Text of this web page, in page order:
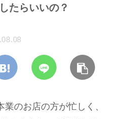
たらいいの？
のお店の方が忙しく、